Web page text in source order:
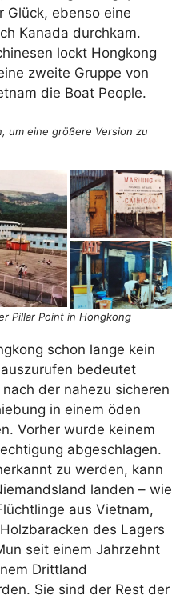
Glück, ebenso eine
Kanada durchkam.
lockt Hongkong
zweite Gruppe von
die Boat People.
um eine größere Version zu
Pillar Point in Hongkong
schon lange kein
bedeutet
der nahezu sicheren
in einem öden
Vorher wurde keinem
abgeschlagen.
zu werden, kann
landen – wie
aus Vietnam,
des Lagers
seit einem Jahrzehnt
Drittland
Sie sind der Rest der